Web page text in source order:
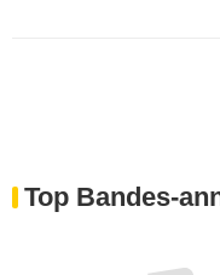
Top Bandes-